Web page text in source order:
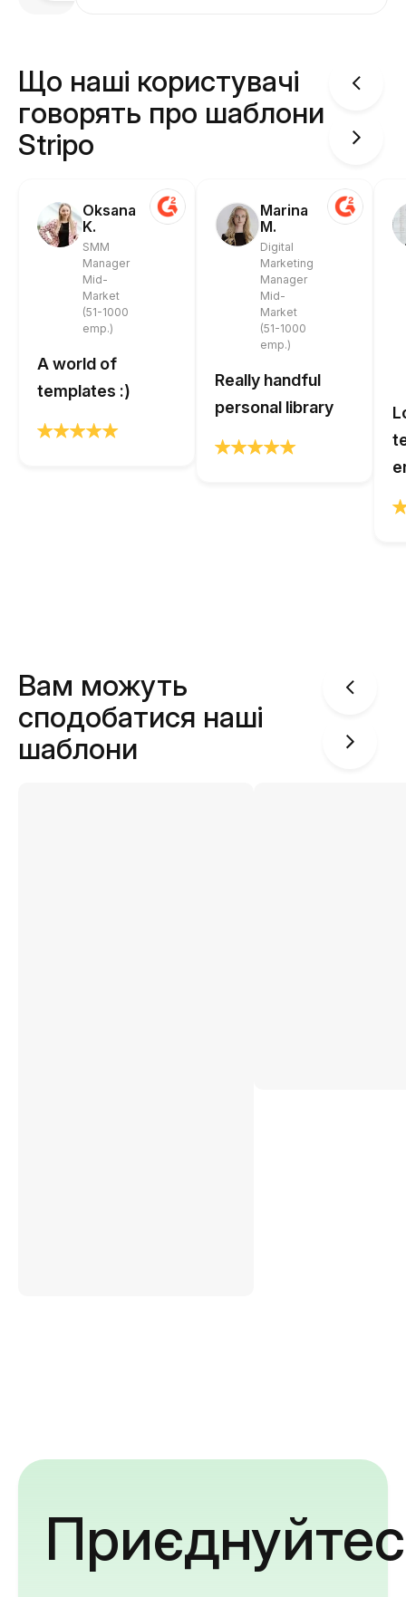
Що наші користувачі
говорять про шаблони
Stripo
Oksana
K.
SMM
Manager
Mid-
Market
(51-1000
emp.)
A world of
templates :)
Marina
M.
Digital
Marketing
Manager
Mid-
Market
(51-1000
emp.)
Really handful
personal library
Вам можуть
сподобатися наші
шаблони